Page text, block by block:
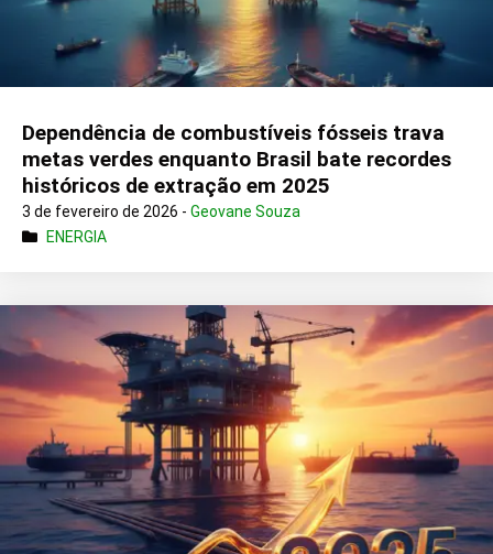
Dependência de combustíveis fósseis trava
metas verdes enquanto Brasil bate recordes
históricos de extração em 2025
3 de fevereiro de 2026 - Geovane Souza
ENERGIA